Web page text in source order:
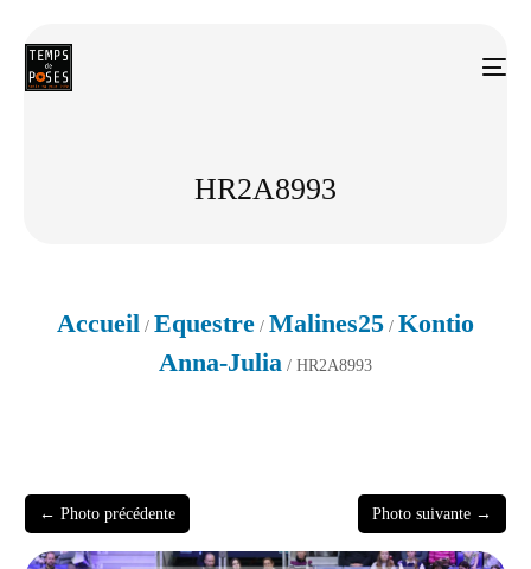
HR2A8993
Accueil / Equestre / Malines25 / Kontio
Anna-Julia / HR2A8993
← Photo précédente Photo suivante →